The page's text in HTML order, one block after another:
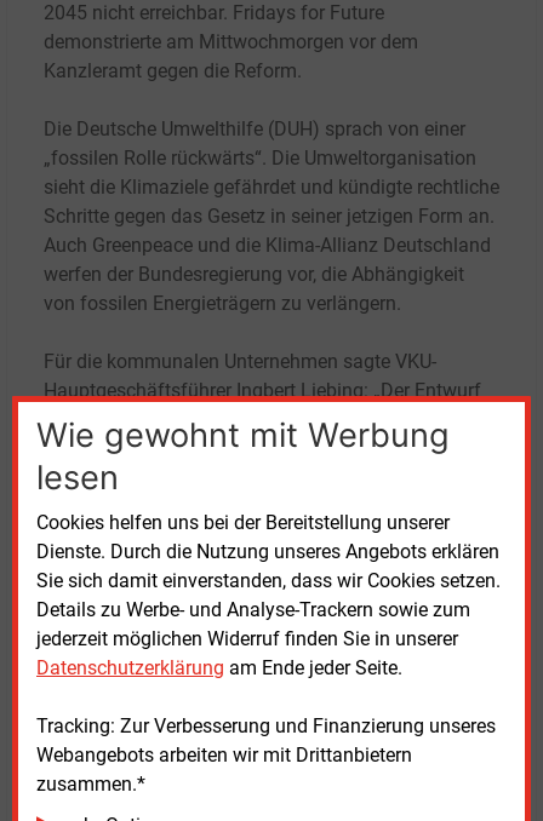
Wie gewohnt mit Werbung
lesen
Cookies helfen uns bei der Bereitstellung unserer
Dienste. Durch die Nutzung unseres Angebots erklären
Sie sich damit einverstanden, dass wir Cookies setzen.
Details zu Werbe- und Analyse-Trackern sowie zum
jederzeit möglichen Widerruf finden Sie in unserer
Datenschutzerklärung am Ende jeder Seite.
Tracking: Zur Verbesserung und Finanzierung unseres
Webangebots arbeiten wir mit Drittanbietern
zusammen.*
2045 nicht erreichbar. Fridays for Future
demonstrierte am Mittwochmorgen vor dem
Kanzleramt gegen die Reform.
Die Deutsche Umwelthilfe (DUH) sprach von einer
„fossilen Rolle rückwärts“. Die Umweltorganisation
sieht die Klimaziele gefährdet und kündigte rechtliche
Schritte gegen das Gesetz in seiner jetzigen Form an.
Auch Greenpeace und die Klima-Allianz Deutschland
werfen der Bundesregierung vor, die Abhängigkeit
von fossilen Energieträgern zu verlängern.
Für die kommunalen Unternehmen sagte VKU-
Hauptgeschäftsführer Ingbert Liebing: „Der Entwurf
enthält gute Ansätze.“ Dazu zähle die Abräumung
„überbürokratischer Regelungen“. Allerdings
verändere der Regierungsentwurf die Spielregeln bei
Kommunen erheblich. „Die eigentliche Arbeit beginnt
jetzt“, sagte Liebing in Bezug auf das
parlamentarische Verfahren.
Die Koalition müsse rasch für Planungssicherheit für
die Wärmewende sorgen. Dazu gehöre eine
KWKG, AVB Fernwärme und Wärmelieferverordnung,
„am besten noch vor der Sommerpause“, so Liebing.